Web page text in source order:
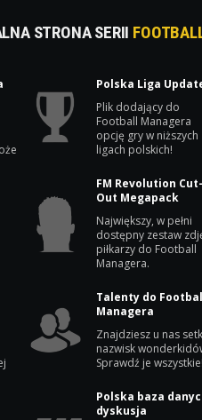
STRONA SERII
Polska Liga
Plik dodający do
Football Managera
opcję gry w niższych
ligach polskich!
FM Revolution
Out Megapack
Największy, w pełni
dostępny zestaw
piłkarzy do Football
Managera.
Talenty do
Managera
Znajdziesz u nas
nazwisk
Sprawdź je
Polska baza
dyskusja